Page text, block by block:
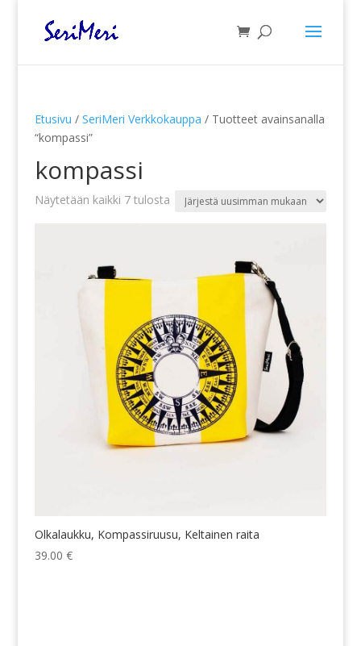
Etusivu / SeriMeri Verkkokauppa / Tuotteet avainsanalla
“kompassi”
kompassi
Näytetään kaikki 7 tulostaSorted
Olkalaukku, Kompassiruusu, Keltainen raita
39.00 €